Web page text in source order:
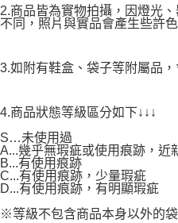
2.商品皆為實物拍攝，因燈光
不同，照片與實品會產生些許色
3.如附有鞋盒、袋子等附屬品
4.商品狀態等級區分如下↓↓↓
S…未使用過
A...幾乎無瑕疵或使用痕跡，近
B...有使用痕跡
C...有使用痕跡，少量瑕疵
D...有使用痕跡，有明顯瑕疵
※等級不包含商品本身以外的